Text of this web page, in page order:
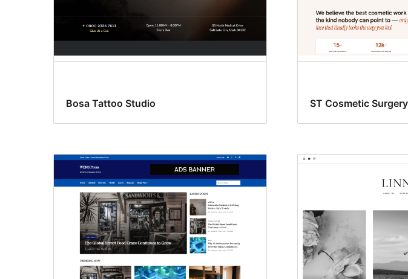
Bosa Tattoo Studio ST Cosmetic Surgery